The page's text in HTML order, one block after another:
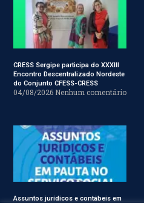
CRESS Sergipe participa do XXXIII
Encontro Descentralizado Nordeste
do Conjunto CFESS-CRESS
04/08/2026 Nenhum comentário
Assuntos jurídicos e contábeis em